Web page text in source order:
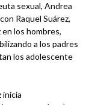
sexual, Andrea
Raquel Suárez,
los hombres,
a los padres
los adolescente
inicia